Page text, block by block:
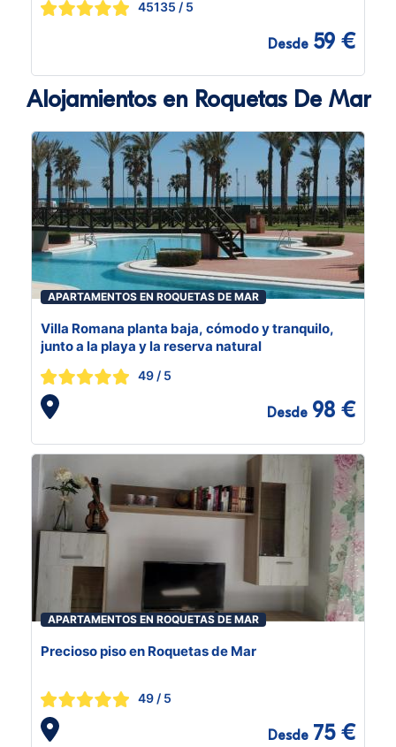
45135 / 5
Desde 59 €
Alojamientos en Roquetas De Mar
APARTAMENTOS EN ROQUETAS DE MAR
Villa Romana planta baja, cómodo y tranquilo,
junto a la playa y la reserva natural
49 / 5
Desde 98 €
APARTAMENTOS EN ROQUETAS DE MAR
Precioso piso en Roquetas de Mar
49 / 5
Desde 75 €